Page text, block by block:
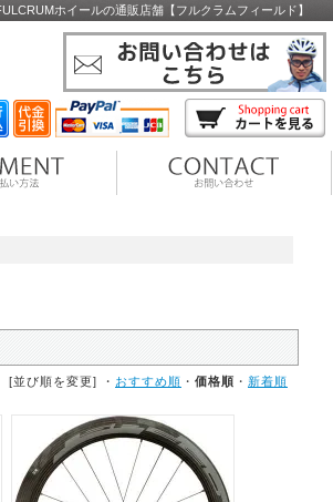
ホイールの通販店舗【フルクラムフィールド】
[並び順を変更] ・ おすすめ順 ・ 価格順 ・ 新着順